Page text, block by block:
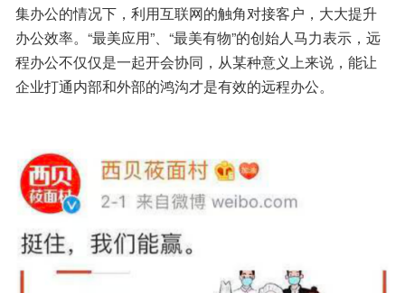
集办公的情况下，利用互联网的触角对接客户，大大提升
办公效率。“最美应用”、“最美有物”的创始人马力表示，远
程办公不仅仅是一起开会协同，从某种意义上来说，能让
企业打通内部和外部的鸿沟才是有效的远程办公。